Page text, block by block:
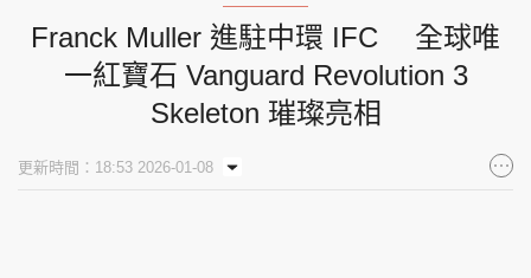
玄學靈異 東周專欄
Franck Muller 進駐中環 IFC 全球唯
一紅寶石 Vanguard Revolution 3
Skeleton 璀璨亮相
更新時間：18:53 2026-01-08